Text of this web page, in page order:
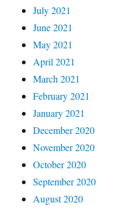
July 2021
June 2021
May 2021
April 2021
March 2021
February 2021
January 2021
December 2020
November 2020
October 2020
September 2020
August 2020